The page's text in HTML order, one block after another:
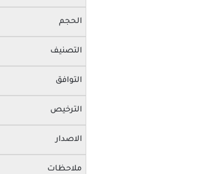
الحجم
التصنيف
التوافق
الترخيص
الاصدار
ملاحظات